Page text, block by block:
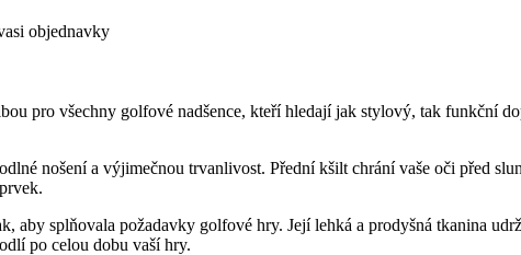
objednavky
pro všechny golfové nadšence, kteří hledají jak stylový, tak funkční
nošení a výjimečnou trvanlivost. Přední kšilt chrání vaše oči před
aby splňovala požadavky golfové hry. Její lehká a prodyšná tkanina
po celou dobu vaší hry.